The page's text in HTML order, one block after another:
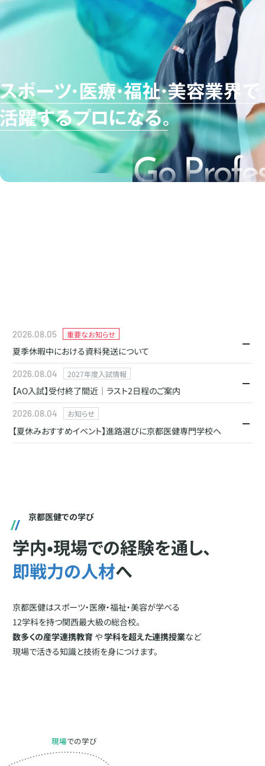
Go
2026.08.05 重要なお知らせ
夏季休暇中における資料発送について
資料発送停止期間：8月8日(土)～8月16日(日)
上記期間は資料発送を停止させていただきます。
期間中に請求いただいた方への発送は8月17日（月）以降に順次発送となりま
すため、予めご了承くださいますようお願いします。
京都医健公式LINE
2026.08.04 2027年度入試情報
【AO入試】受付終了間近｜ラスト2日程のご案内
AO入試の実施日は、
8/9・8/23の2日間のみとなりました。
「できるだけ早く進路を決めたい」「AO入試でチャレンジしたい」
と受験をご検討中の方は、お早めにエントリーください。
また、オープンキャンパスも随時開催しています。
迷っている方こそ、ぜひ参加してみてください。
入試情報はこちら
2026.08.04 お知らせ
【夏休みおすすめイベント】進路選びに京都医健専門学校へ
12体験ブースがあり、自由に気になるお仕事をすべて体験できる唯一のイベン
トです。
夏休みの進路探求にぜひ京都医健専門学校へお越しくださいませ。
皆様のご来校をお待ちしております！
詳細はこちらから
京都医健での学び
学内•現場での経験を通し、
即戦力の人材へ
京都医健はスポーツ・医療・福祉・美容が学べる
12学科を持つ関西最大級の総合校。
数多くの産学連携教育 や学科を超えた連携授業など
現場で活きる知識と技術を身につけます。
現場での学び